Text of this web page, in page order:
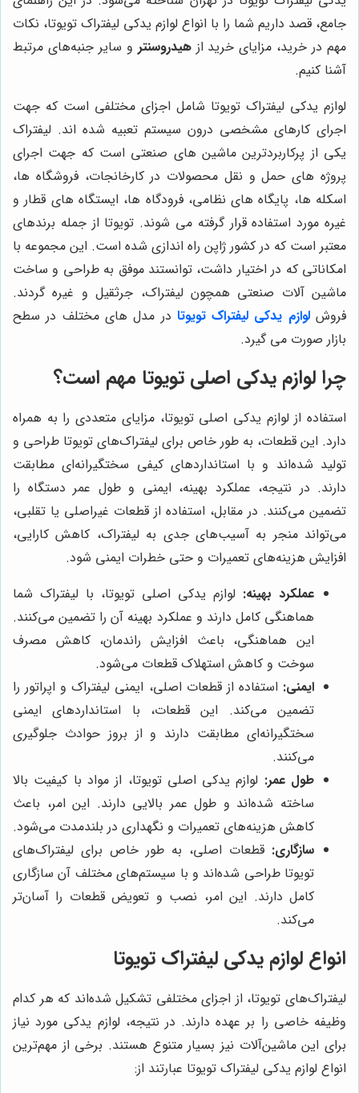
جامع، قصد داریم شما را با انواع لوازم یدکی لیفتراک تویوتا، نکات
مهم در خرید، مزایای خرید ازهیدروسنتر و سایر جنبه‌های مرتبط
آشنا کنیم.
لوازم یدکی لیفتراک تویوتا شامل اجزای مختلفی است که جهت
اجرای کارهای مشخصی درون سیستم تعبیه شده اند. لیفتراک
یکی از پرکاربردترین ماشین های صنعتی است که جهت اجرای
پروژه های حمل و نقل محصولات در کارخانجات، فروشگاه ها،
اسکله ها، پایگاه های نظامی، فرودگاه ها، ایستگاه های قطار و
غیره مورد استفاده قرار گرفته می شوند. تویوتا از جمله برندهای
معتبر است که در کشور ژاپن راه اندازی شده است. این مجموعه با
امکاناتی که در اختیار داشت، توانستند موفق به طراحی و ساخت
ماشین آلات صنعتی همچون لیفتراک، جرثقیل و غیره گردند.
فروشلوازم یدکی لیفتراک تویوتا در مدل های مختلف در سطح
بازار صورت می گیرد.
چرا لوازم یدکی اصلی تویوتا مهم است؟
استفاده از لوازم یدکی اصلی تویوتا، مزایای متعددی را به همراه
دارد. این قطعات، به طور خاص برای لیفتراک‌های تویوتا طراحی و
تولید شده‌اند و با استانداردهای کیفی سختگیرانه‌ای مطابقت
دارند. در نتیجه، عملکرد بهینه، ایمنی و طول عمر دستگاه را
تضمین می‌کنند. در مقابل، استفاده از قطعات غیراصلی یا تقلبی،
می‌تواند منجر به آسیب‌های جدی به لیفتراک، کاهش کارایی،
افزایش هزینه‌های تعمیرات و حتی خطرات ایمنی شود.
عملکرد بهینه: لوازم یدکی اصلی تویوتا، با لیفتراک شما
هماهنگی کامل دارند و عملکرد بهینه آن را تضمین می‌کنند.
این هماهنگی، باعث افزایش راندمان، کاهش مصرف
سوخت و کاهش استهلاک قطعات می‌شود.
ایمنی: استفاده از قطعات اصلی، ایمنی لیفتراک و اپراتور را
تضمین می‌کند. این قطعات، با استانداردهای ایمنی
سختگیرانه‌ای مطابقت دارند و از بروز حوادث جلوگیری
می‌کنند.
طول عمر: لوازم یدکی اصلی تویوتا، از مواد با کیفیت بالا
ساخته شده‌اند و طول عمر بالایی دارند. این امر، باعث
کاهش هزینه‌های تعمیرات و نگهداری در بلندمدت می‌شود.
سازگاری: قطعات اصلی، به طور خاص برای لیفتراک‌های
تویوتا طراحی شده‌اند و با سیستم‌های مختلف آن سازگاری
کامل دارند. این امر، نصب و تعویض قطعات را آسان‌تر
می‌کند.
انواع لوازم یدکی لیفتراک تویوتا
لیفتراک‌های تویوتا، از اجزای مختلفی تشکیل شده‌اند که هر کدام
وظیفه خاصی را بر عهده دارند. در نتیجه، لوازم یدکی مورد نیاز
برای این ماشین‌آلات نیز بسیار متنوع هستند. برخی از مهم‌ترین
انواع لوازم یدکی لیفتراک تویوتا عبارتند از: